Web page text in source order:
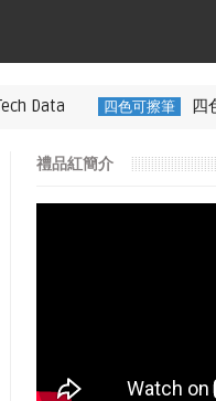
四色可擦筆 四色可擦筆-百通
禮品紅簡介